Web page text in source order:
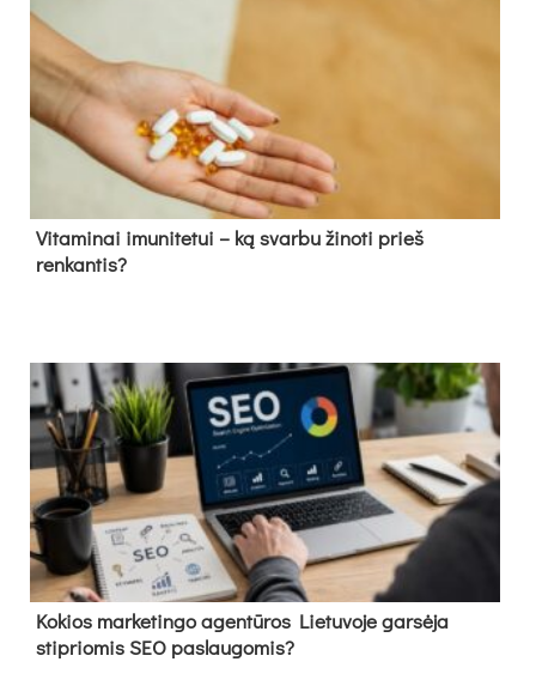
Vitaminai imunitetui – ką svarbu žinoti prieš
renkantis?
Kokios marketingo agentūros Lietuvoje garsėja
stipriomis SEO paslaugomis?